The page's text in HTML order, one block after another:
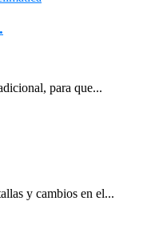
para que...
y cambios en el...